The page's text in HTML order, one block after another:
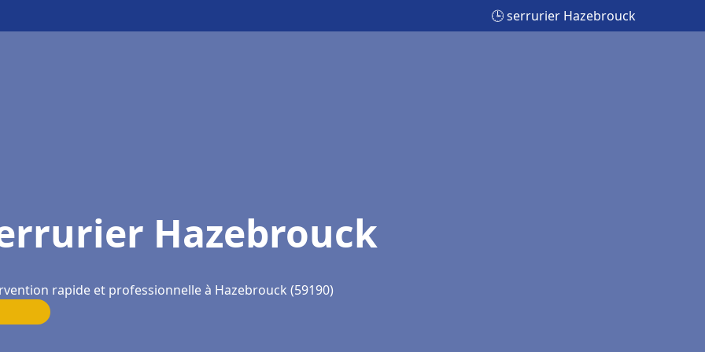
🕒 serrurier Hazebrouck
Hazebrouck
rapide et professionnelle à Hazebrouck (59190)